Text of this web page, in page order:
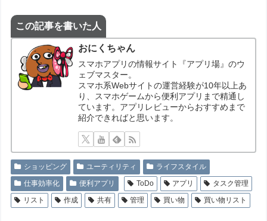
この記事を書いた人
おにくちゃん
スマホアプリの情報サイト『アプリ場』のウ
ェブマスター。
スマホ系Webサイトの運営経験が10年以上あ
り、スマホゲームから便利アプリまで精通し
ています。アプリレビューからおすすめまで
紹介できればと思います。
ショッピング ユーティリティ
ライフスタイル
仕事効率化
便利アプリ ToDo アプリ
タスク管理
リスト
作成 共有 管理 買い物 買い物リスト